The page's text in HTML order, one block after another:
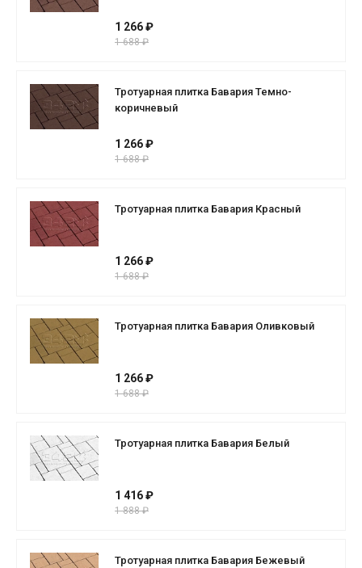
1 266 ₽
1 688 ₽
Тротуарная плитка Бавария Темно-
коричневый
1 266 ₽
1 688 ₽
Тротуарная плитка Бавария Красный
1 266 ₽
1 688 ₽
Тротуарная плитка Бавария Оливковый
1 266 ₽
1 688 ₽
Тротуарная плитка Бавария Белый
1 416 ₽
1 888 ₽
Тротуарная плитка Бавария Бежевый